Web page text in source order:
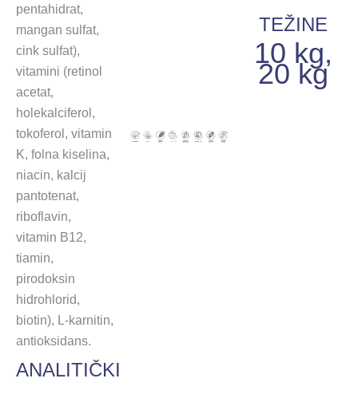
pentahidrat,
mangan sulfat,
cink sulfat),
vitamini (retinol
acetat,
holekalciferol,
tokoferol, vitamin
K, folna kiselina,
niacin, kalcij
pantotenat,
riboflavin,
vitamin B12,
tiamin,
pirodoksin
hidrohlorid,
biotin), L-karnitin,
antioksidans.
ANALITIČKI
TEŽINE
10 kg,
20 kg